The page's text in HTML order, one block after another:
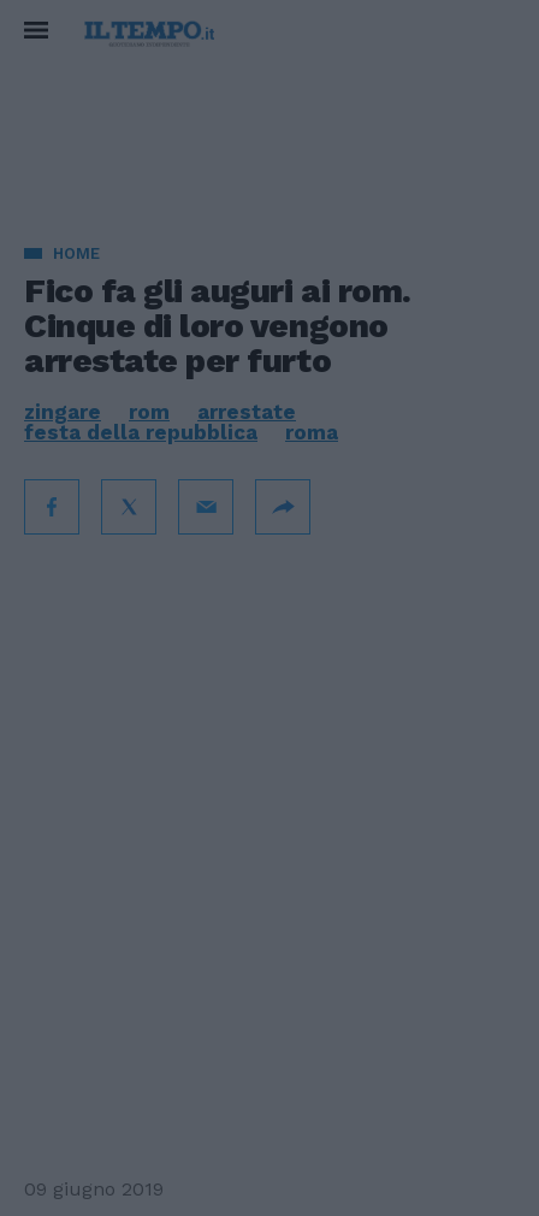
HOME
Fico fa gli auguri ai rom.
Cinque di loro vengono
arrestate per furto
zingare rom
arrestate
festa della repubblica
roma
09 giugno 2019